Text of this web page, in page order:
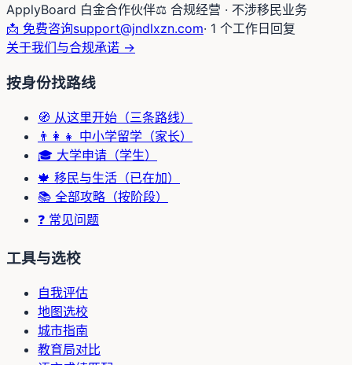
ApplyBoard 白金合作伙伴⚖️ 合规经营 · 不涉移民业务
📩 免费咨询support@jndlxzn.com· 1 个工作日回复
关于我们与合规承诺 →
按身份找路线
🧭 从这里开始（三条路线）
👨‍👩‍👧 中小学留学（家长）
🎓 大学申请（学生）
🍁 移民与生活（已在加）
📚 全部攻略（按阶段）
❓ 常见问题
工具与选校
自我评估
地图选校
城市指南
教育局对比